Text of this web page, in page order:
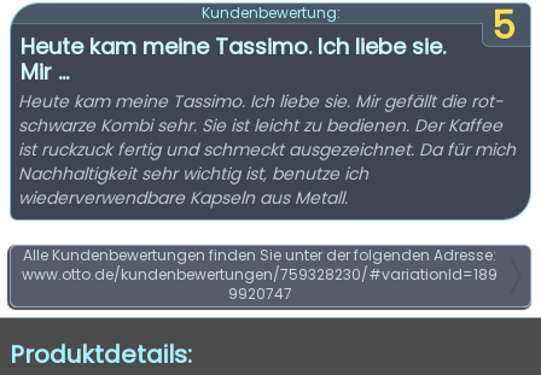
5
Kundenbewertung:
Heute kam meine Tassimo. Ich liebe sie.
Mir ...
Heute kam meine Tassimo. Ich liebe sie. Mir gefällt die rot-
schwarze Kombi sehr. Sie ist leicht zu bedienen. Der Kaffee
ist ruckzuck fertig und schmeckt ausgezeichnet. Da für mich
Nachhaltigkeit sehr wichtig ist, benutze ich
wiederverwendbare Kapseln aus Metall.
Alle Kundenbewertungen finden Sie unter der folgenden Adresse:
www.otto.de/kundenbewertungen/759328230/#variationId=189
9920747
Produktdetails: